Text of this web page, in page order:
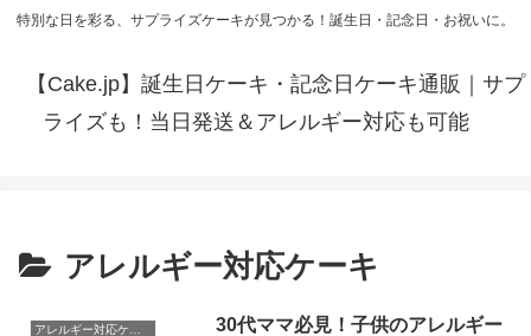
特別な日を彩る、サプライズケーキが見つかる！誕生日・記念日・お祝いに。
【Cake.jp】誕生日ケーキ・記念日ケーキ通販｜サプ
ライズも！当日発送＆アレルギー対応も可能
アレルギー対応ケーキ
30代ママ必見！子供のアレルギー